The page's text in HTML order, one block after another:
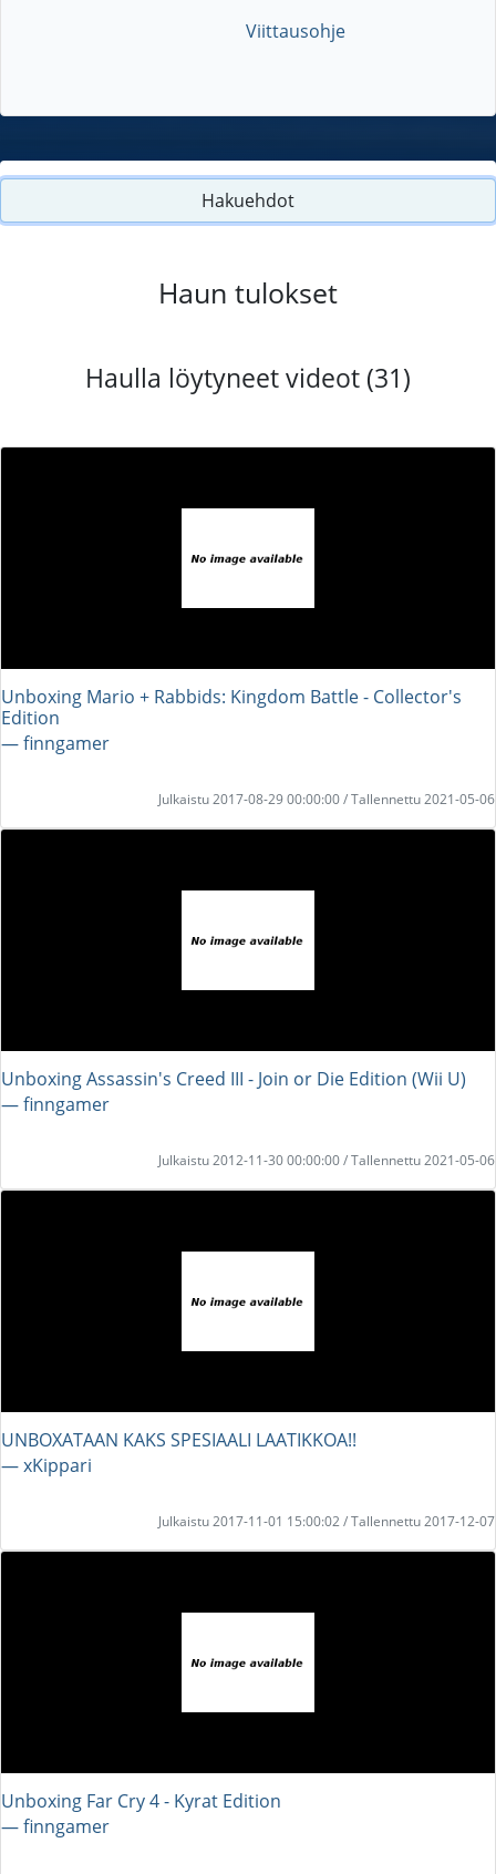
Viittausohje
Hakuehdot
Haun tulokset
Haulla löytyneet videot (31)
Unboxing Mario + Rabbids: Kingdom Battle - Collector's
Edition
― finngamer
Julkaistu 2017-08-29 00:00:00 / Tallennettu 2021-05-06
Unboxing Assassin's Creed III - Join or Die Edition (Wii U)
― finngamer
Julkaistu 2012-11-30 00:00:00 / Tallennettu 2021-05-06
UNBOXATAAN KAKS SPESIAALI LAATIKKOA!!
― xKippari
Julkaistu 2017-11-01 15:00:02 / Tallennettu 2017-12-07
Unboxing Far Cry 4 - Kyrat Edition
― finngamer